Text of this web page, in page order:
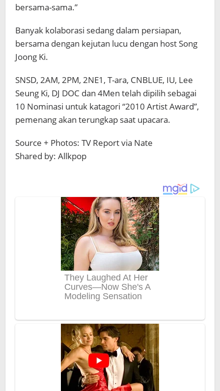
bersama-sama.”
Banyak kolaborasi sedang dalam persiapan,
bersama dengan kejutan lucu dengan host Song
Joong Ki.
SNSD, 2AM, 2PM, 2NE1, T-ara, CNBLUE, IU, Lee
Seung Ki, DJ DOC dan 4Men telah dipilih sebagai
10 Nominasi untuk katagori “2010 Artist Award”,
pemenang akan terungkap saat upacara.
Source + Photos: TV Report via Nate
Shared by: Allkpop